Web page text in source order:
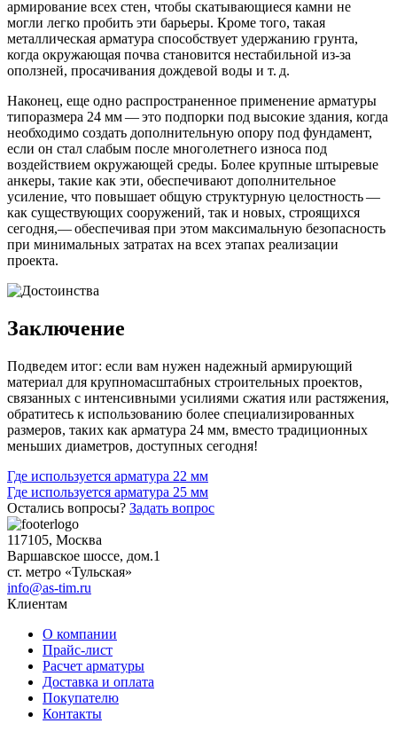
армирование всех стен, чтобы скатывающиеся камни не
могли легко пробить эти барьеры. Кроме того, такая
металлическая арматура способствует удержанию грунта,
когда окружающая почва становится нестабильной из-за
оползней, просачивания дождевой воды и т. д.
Наконец, еще одно распространенное применение арматуры
типоразмера 24 мм — это подпорки под высокие здания, когда
необходимо создать дополнительную опору под фундамент,
если он стал слабым после многолетнего износа под
воздействием окружающей среды. Более крупные штыревые
анкеры, такие как эти, обеспечивают дополнительное
усиление, что повышает общую структурную целостность —
как существующих сооружений, так и новых, строящихся
сегодня,— обеспечивая при этом максимальную безопасность
при минимальных затратах на всех этапах реализации
проекта.
Заключение
Подведем итог: если вам нужен надежный армирующий
материал для крупномасштабных строительных проектов,
связанных с интенсивными усилиями сжатия или растяжения,
обратитесь к использованию более специализированных
размеров, таких как арматура 24 мм, вместо традиционных
меньших диаметров, доступных сегодня!
Навигация
по
записям
Где используется арматура 22 мм
Где используется арматура 25 мм
Остались вопросы? Задать вопрос
117105, Москва
Варшавское шоссе, дом.1
ст. метро «Тульская»
info@as-tim.ru
Клиентам
О компании
Прайс-лист
Расчет арматуры
Доставка и оплата
Покупателю
Контакты